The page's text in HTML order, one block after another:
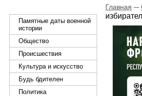
Памятные даты военной
истории
Общество
Происшествия
Культура и искусство
Будь бдителен
Политика
Главная